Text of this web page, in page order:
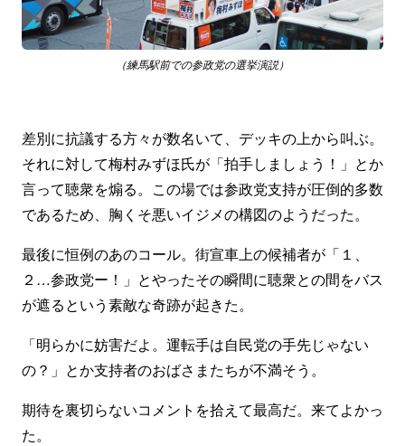
（練馬駅前での参政党の選挙演説）
差別に抗議する方々が数名いて、デッキの上から叫ぶ。
それに対して梅村みずほ氏が「拍手しましょう！」とか
言って聴衆を煽る。この場では参政党支持が圧倒的多数
であるため、胸くそ悪いイジメの構図のようだった。
最後に恒例のあのコール。街宣車上の候補者が「１、
２…参政党ー！」とやったその瞬間に聴衆との間をバス
が遮るという素敵な奇跡が起きた。
「明らかに妨害だよ。運転手は自民党の手先じゃない
の？」とか支持者のおばさまたちが不満そう。
期待を裏切らないコメントを拾えて最高だ。来てよかっ
た。